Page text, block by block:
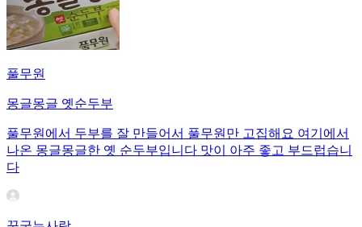
풀무원
몽글몽글 옛순두부
풀무원에서 두부를 잘 만들어서 풀무원만 고집해요 여기에서
나온 몽글몽글한 옛 순두부입니다 맛이 아주 좋고 부드럽습니
다